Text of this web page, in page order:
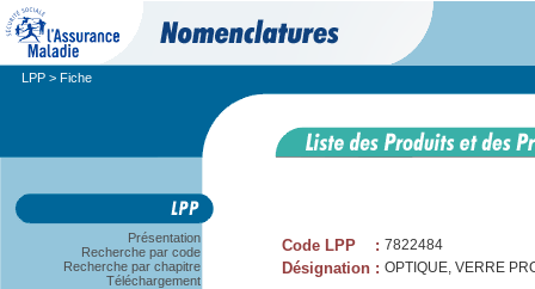
LPP > Fiche
Présentation
Recherche par code
Recherche par chapitre
Téléchargement
Code LPP : 7822484
Désignation : OPTIQUE, VERRE